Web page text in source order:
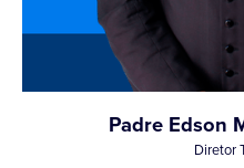
Padre Edson
Diretor